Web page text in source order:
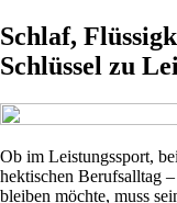
Schlaf,
Schlüssel zu
Ob im Leistungssport,
hektischen Berufsalltag
bleiben möchte, muss